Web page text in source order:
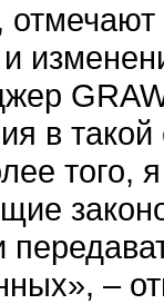
в
того,
–